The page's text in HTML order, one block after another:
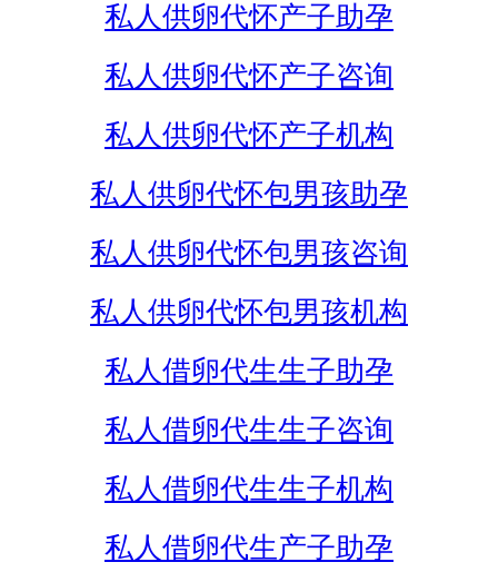
私人供卵代怀产子助孕
私人供卵代怀产子咨询
私人供卵代怀产子机构
私人供卵代怀包男孩助孕
私人供卵代怀包男孩咨询
私人供卵代怀包男孩机构
私人借卵代生生子助孕
私人借卵代生生子咨询
私人借卵代生生子机构
私人借卵代生产子助孕